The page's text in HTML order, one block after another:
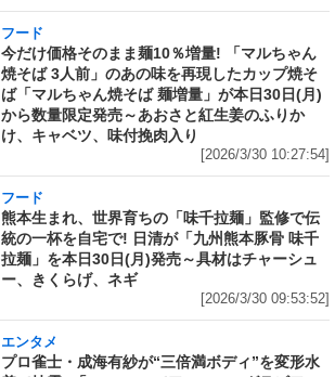
フード
今だけ価格そのまま麺10％増量! 「マルちゃん
焼そば 3人前」のあの味を再現したカップ焼そ
ば「マルちゃん焼そば 麺増量」が本日30日(月)
から数量限定発売～あおさと紅生姜のふりか
け、キャベツ、味付挽肉入り
[2026/3/30 10:27:54]
フード
熊本生まれ、世界育ちの「味千拉麺」監修で伝
統の一杯を自宅で! 日清が「九州熊本豚骨 味千
拉麺」を本日30日(月)発売～具材はチャーシュ
ー、きくらげ、ネギ
[2026/3/30 09:53:52]
エンタメ
プロ雀士・成海有紗が“三倍満ボディ”を変形水